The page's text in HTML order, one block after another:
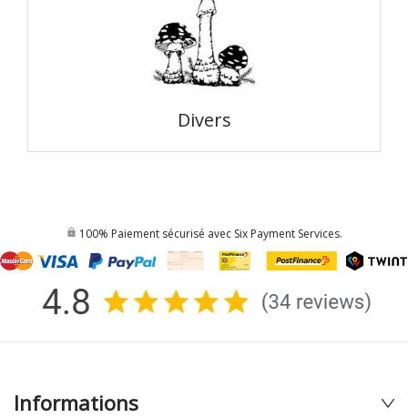
Divers
100% Paiement sécurisé avec Six Payment Services.
Informations